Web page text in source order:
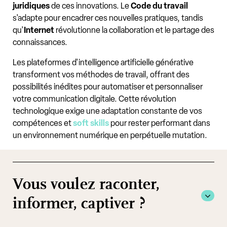
juridiquesde ces innovations. LeCode du travail
s'adapte pour encadrer ces nouvelles pratiques, tandis
qu'Internet révolutionne la collaboration et le partage des
connaissances.
Les plateformes d'intelligence artificielle générative
transforment vos méthodes de travail, offrant des
possibilités inédites pour automatiser et personnaliser
votre communication digitale. Cette révolution
technologique exige une adaptation constante de vos
compétences etsoft skills pour rester performant dans
un environnement numérique en perpétuelle mutation.
Vous voulez raconter,
informer, captiver ?